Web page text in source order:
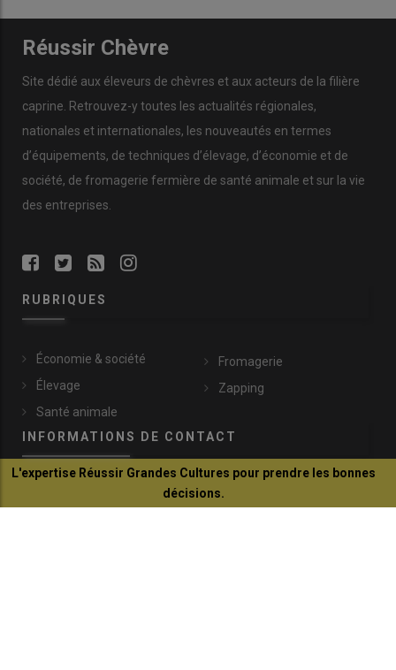
Réussir Chèvre
Site dédié aux éleveurs de chèvres et aux acteurs de la filière
caprine. Retrouvez-y toutes les actualités régionales,
nationales et internationales, les nouveautés en termes
d’équipements, de techniques d’élevage, d’économie et de
société, de fromagerie fermière de santé animale et sur la vie
des entreprises.
RUBRIQUES
Économie & société
Élevage
Santé animale
Fromagerie
Zapping
INFORMATIONS DE CONTACT
L'expertise Réussir Grandes Cultures pour prendre les bonnes
décisions.